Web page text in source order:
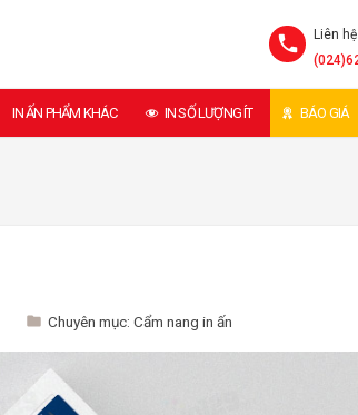
Liên
IN ẤN PHẨM KHÁC IN SỐ LƯỢNG ÍT BÁO GIÁ
Chuyên mục: Cẩm nang in ấn